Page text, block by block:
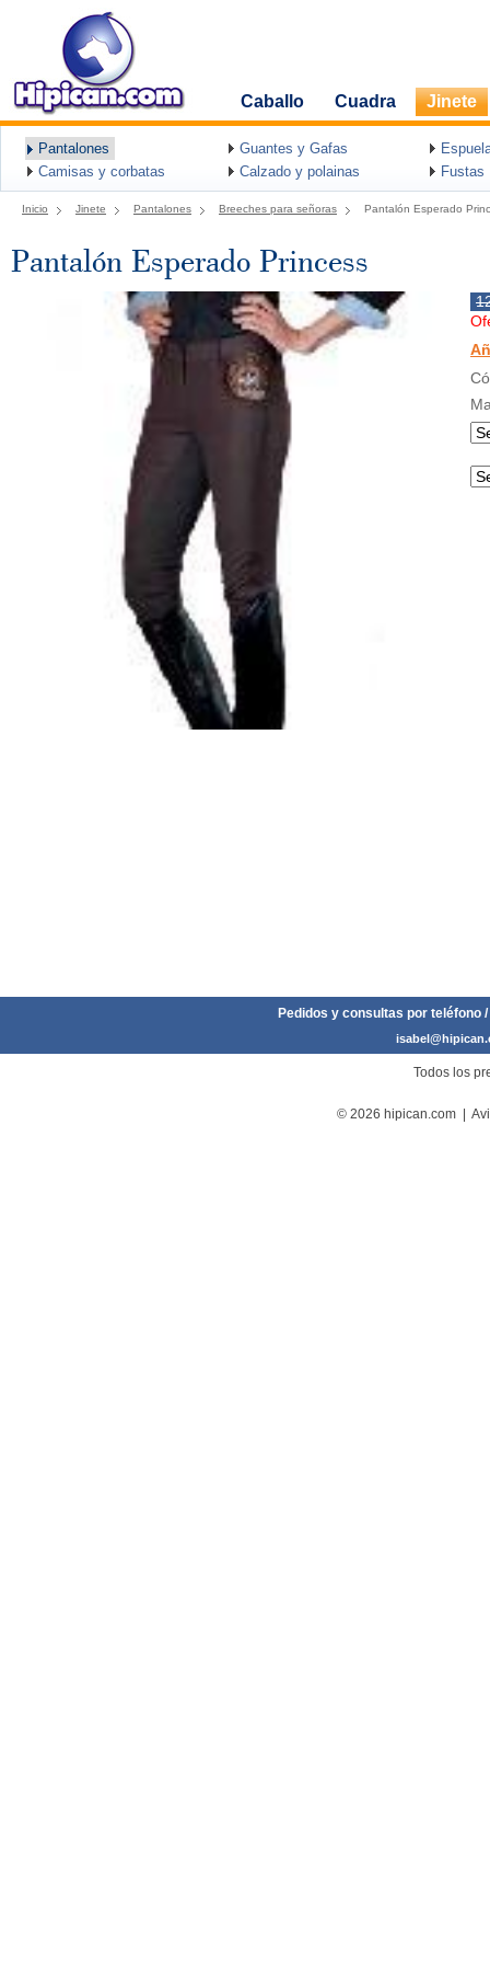
Caballo Cuadra Jinete
Pantalones Guantes y Gafas
Camisas y corbatas
Calzado y polainas Fustas
Inicio Jinete Pantalones Breeches para señoras Pantalón Esperado
Pantalón Esperado Princess
Pedidos y consultas por teléfono
Todos los
© 2026 hipican.com |